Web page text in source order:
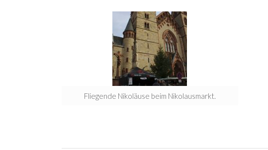
Fliegende Nikoläuse beim Nikolausmarkt.